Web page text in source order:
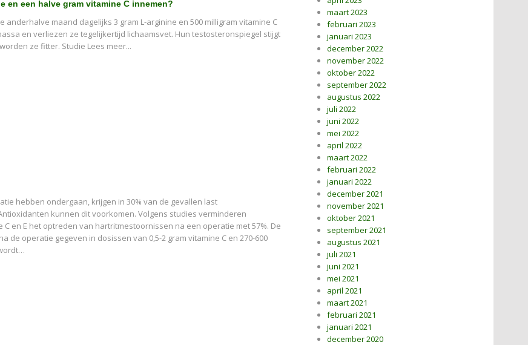
en een halve gram vitamine C innemen?
anderhalve maand dagelijks 3 gram L-arginine en 500 milligram vitamine C
en verliezen ze tegelijkertijd lichaamsvet. Hun testosteronspiegel stijgt
ze fitter. Studie Lees meer...
hebben ondergaan, krijgen in 30% van de gevallen last
kunnen dit voorkomen. Volgens studies verminderen
en E het optreden van hartritmestoornissen na een operatie met 57%. De
de operatie gegeven in dosissen van 0,5-2 gram vitamine C en 270-600
maart 2023
februari 2023
januari 2023
december 2022
november 2022
oktober 2022
september 2022
augustus 2022
juli 2022
juni 2022
mei 2022
april 2022
maart 2022
februari 2022
januari 2022
december 2021
november 2021
oktober 2021
september 2021
augustus 2021
juli 2021
juni 2021
mei 2021
april 2021
maart 2021
februari 2021
januari 2021
december 2020